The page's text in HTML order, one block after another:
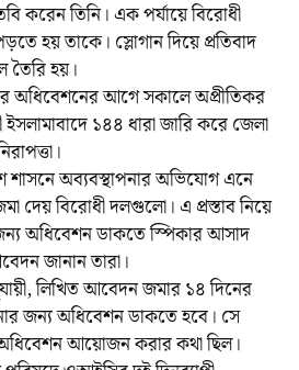
করেন তিনি। এক পর্যায়ে বিরোধী
হয় তাকে। স্লোগান দিয়ে প্রতিবাদ
তৈরি হয়।
অধিবেশনের আগে সকালে অপ্রীতিকর
ইসলামাবাদে ১৪৪ ধারা জারি করে জেলা
শাসনে অব্যবস্থাপনার অভিযোগ এনে
দেয় বিরোধী দলগুলো। এ প্রস্তাব নিয়ে
অধিবেশন ডাকতে স্পিকার আসাদ
জানান তারা।
লিখিত আবেদন জমার ১৪ দিনের
জন্য অধিবেশন ডাকতে হবে। সে
অধিবেশন আয়োজন করার কথা ছিল।